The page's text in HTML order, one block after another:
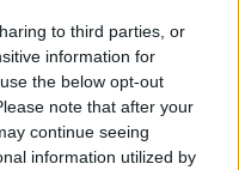
to third parties, or
information for
the below opt-out
note that after your
continue seeing
information utilized by
Toscana iscriviti alla
Arriva gratis tutti i giorni
di posta.